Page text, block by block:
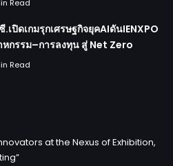
Read
เปิดเกมรุกเศรษฐกิจยุคAIดันIENXPO
กรรม–การลงทุน สู่ Net Zero
Read
at the Nexus of Exhibition,